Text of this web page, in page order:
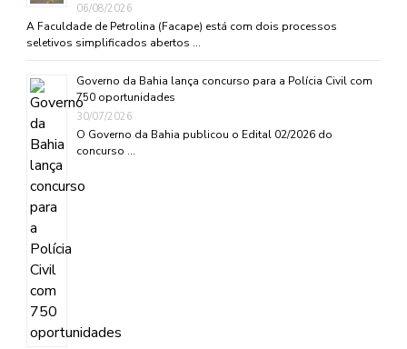
06/08/2026
A Faculdade de Petrolina (Facape) está com dois processos
seletivos simplificados abertos …
Governo da Bahia lança concurso para a Polícia Civil com
750 oportunidades
30/07/2026
O Governo da Bahia publicou o Edital 02/2026 do
concurso …